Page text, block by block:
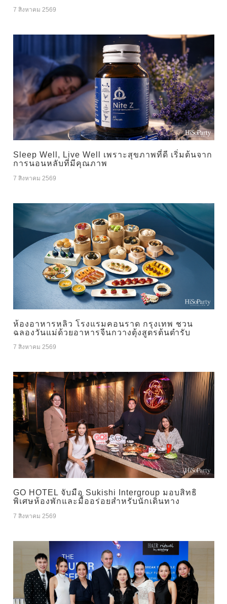
7 สิงหาคม 2569
Sleep Well, Live Well เพราะสุขภาพที่ดี เริ่มต้นจาก
การนอนหลับที่มีคุณภาพ
7 สิงหาคม 2569
ห้องอาหารหลิว โรงแรมคอนราด กรุงเทพ ชวน
ฉลองวันแม่ด้วยอาหารจีนกวางตุ้งสูตรต้นตำรับ
7 สิงหาคม 2569
GO HOTEL จับมือ Sukishi Intergroup มอบสิทธิ
พิเศษห้องพักและมื้ออร่อยสำหรับนักเดินทาง
7 สิงหาคม 2569